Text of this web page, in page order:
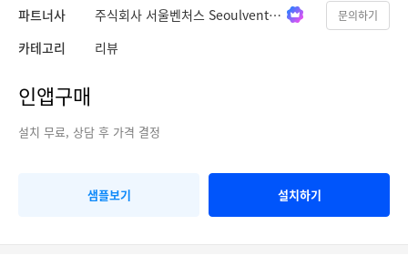
파트너사 주식회사 서울벤처스 Seoulventures 문의하기
카테고리 리뷰
인앱구매
설치 무료, 상담 후 가격 결정
샘플보기 설치하기